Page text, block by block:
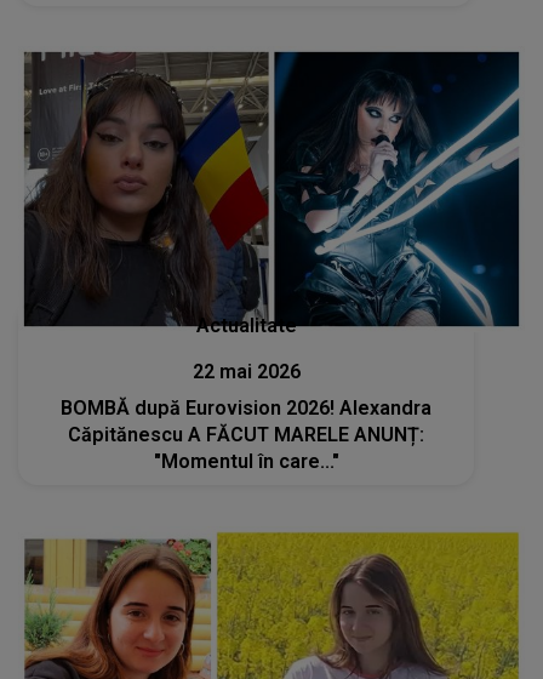
Actualitate
22 mai 2026
BOMBĂ după Eurovision 2026! Alexandra
Căpitănescu A FĂCUT MARELE ANUNȚ:
"Momentul în care..."